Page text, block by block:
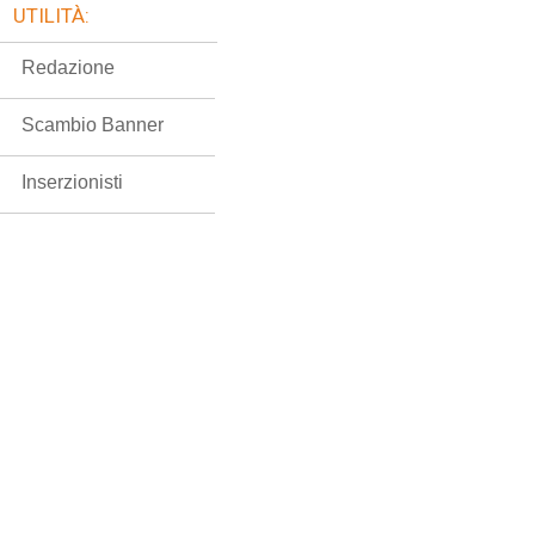
UTILITÀ:
Redazione
Scambio Banner
Inserzionisti